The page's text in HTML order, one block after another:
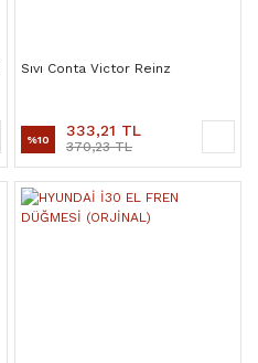
Sıvı Conta Victor Reinz
%10 333,21 TL
370,23 TL